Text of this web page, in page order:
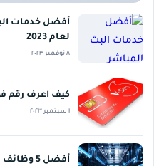
أفضل خدمات
لعام 2023
٨ نوفمبر ٢٠٢٣
كيف اعرف رقم
١ سبتمبر ٢٠٢٣
أفضل 5 وظائف تقنية IT وكيف تحصل عليها